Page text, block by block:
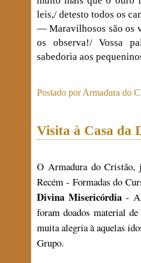
leis,/ detesto todos os
— Maravilhosos são os
os observa!/ Vossa
sabedoria aos
Postado porArmadura do
Visita à Casa da
O Armadura do
Recém - Formadas do
Divina Misericórdia-
foram doados material
muita alegria à aquelas
Grupo.